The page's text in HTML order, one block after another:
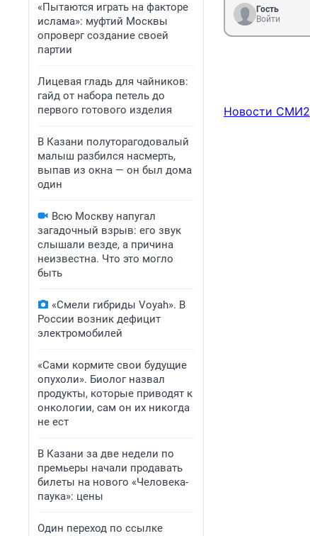
«Пытаются играть на факторе
ислама»: муфтий Москвы
опроверг создание своей
партии
Лицевая гладь для чайников:
гайд от набора петель до
первого готового изделия
В Казани полуторагодовалый
малыш разбился насмерть,
выпав из окна — он был дома
один
Всю Москву напугал
загадочный взрыв: его звук
слышали везде, а причина
неизвестна. Что это могло
быть
«Смели гибриды Voyah». В
России возник дефицит
электромобилей
«Сами кормите свои будущие
опухоли». Биолог назвал
продукты, которые приводят к
онкологии, сам он их никогда
не ест
В Казани за две недели по
премьеры начали продавать
билеты на нового «Человека-
паука»: цены
Один переход по ссылке
Гость
Войти
Новости СМИ2